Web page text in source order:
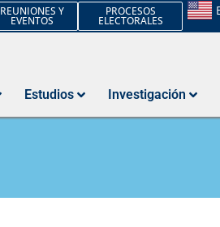
REUNIONES Y
EVENTOS
PROCESOS
ELECTORALES
Estudios Investigación